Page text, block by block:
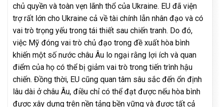
chủ quyền và toàn vẹn lãnh thổ của Ukraine. EU đã viện
trợ rất lớn cho Ukraine cả về tài chính lẫn nhân đạo và có
vai trò trọng yếu trong tái thiết sau chiến tranh. Do đó,
việc Mỹ đóng vai trò chủ đạo trong đề xuất hòa bình
khiến một số nước châu Âu lo ngại rằng lợi ích và quan
điểm của họ có thể bị giảm vai trò trong tiến trình hậu
chiến. Đồng thời, EU cũng quan tâm sâu sắc đến ổn định
lâu dài ở châu Âu, điều chỉ có thể đạt được nếu hòa bình
được xây dựng trên nền tảng bền vững và được tất cả